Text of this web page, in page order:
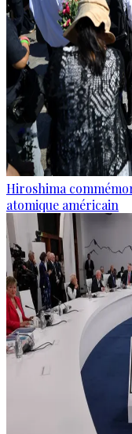
Hiroshima
atomique américain